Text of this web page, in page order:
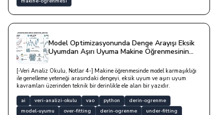
Model Optimizasyonunda Denge Arayışı Eksik
Uyumdan Aşırı Uyuma Makine Öğrenmesinin
[-Veri Analiz Okulu, Notlar 4-] Makine öğrenmesinde model karmaşıklığı
ile genelleme yeteneği arasındaki dengeyi, eksik uyum ve aşırı uyum
kavramları üzerinden teknik bir derinlikle ele alan bir yazıdır.
ai veri-analizi-okulu vao python
derin-ogrenme
model-uyumu
over-fitting derin-ogrenme
under-fitting